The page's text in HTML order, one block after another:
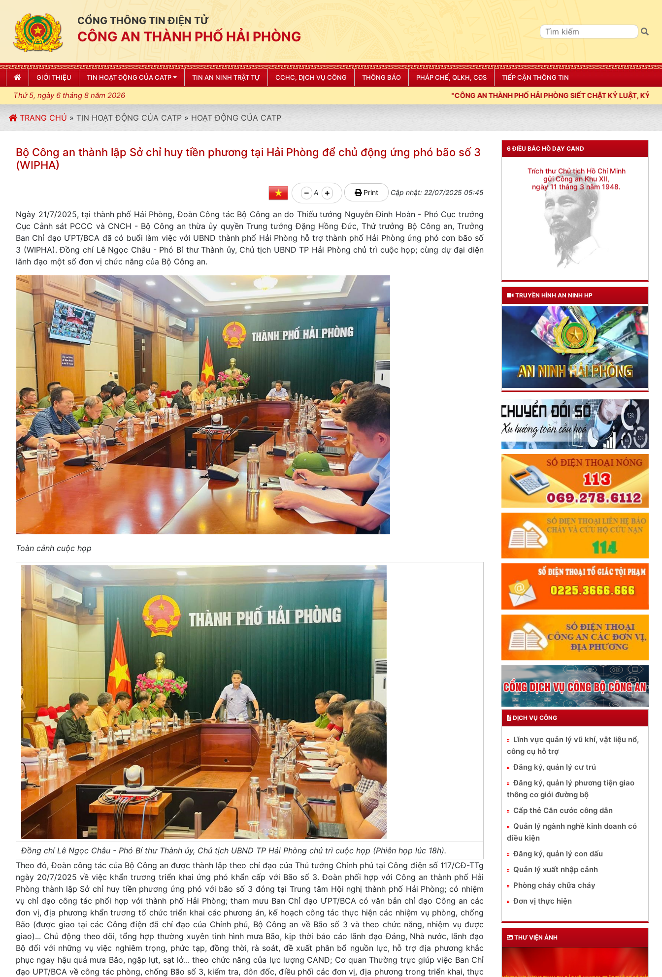
CỔNG THÔNG TIN ĐIỆN TỬ
CÔNG AN THÀNH PHỐ HẢI PHÒNG
GIỚI THIỆU TIN HOẠT ĐỘNG CỦA CATP TIN AN NINH TRẬT TỰ CCHC, DỊCH VỤ CÔNG THÔNG BÁO PHÁP CHẾ, QLKH, CĐS TIẾP CẬN THÔNG TIN
Thứ 5, ngày 6 tháng 8 năm 2026 "CÔNG AN THÀNH PHỐ HẢI PHÒNG SIẾT CHẶT KỶ LUẬT, KỶ CƯƠNG, ĐIỀU LỆNH; XÂY DỰNG NẾP
TRANG CHỦ » TIN HOẠT ĐỘNG CỦA CATP » HOẠT ĐỘNG CỦA CATP
Bộ Công an thành lập Sở chỉ huy tiền phương tại Hải Phòng để chủ động ứng phó bão số 3
(WIPHA)
A Print Cập nhật: 22/07/2025 05:45
Ngày 21/7/2025, tại thành phố Hải Phòng, Đoàn Công tác Bộ Công an do Thiếu tướng Nguyễn Đình Hoàn - Phó Cục trưởng
Cục Cảnh sát PCCC và CNCH - Bộ Công an thừa ủy quyền Trung tướng Đặng Hồng Đức, Thứ trưởng Bộ Công an, Trưởng
Ban Chỉ đạo ƯPT/BCA đã có buổi làm việc với UBND thành phố Hải Phòng hỗ trợ thành phố Hải Phòng ứng phó cơn bão số
3 (WIPHA). Đồng chí Lê Ngọc Châu - Phó Bí thư Thành ủy, Chủ tịch UBND TP Hải Phòng chủ trì cuộc họp; cùng dự đại diện
lãnh đạo một số đơn vị chức năng của Bộ Công an.
Toàn cảnh cuộc họp
Đồng chí Lê Ngọc Châu - Phó Bí thư Thành ủy, Chủ tịch UBND TP Hải Phòng chủ trì cuộc họp (Phiên họp lúc 18h).
Theo đó, Đoàn công tác của Bộ Công an được thành lập theo chỉ đạo của Thủ tướng Chính phủ tại Công điện số 117/CĐ-TTg
ngày 20/7/2025 về việc khẩn trương triển khai ứng phó khẩn cấp với Bão số 3. Đoàn phối hợp với Công an thành phố Hải
Phòng thành lập Sở chỉ huy tiền phương ứng phó với bão số 3 đóng tại Trung tâm Hội nghị thành phố Hải Phòng; có nhiệm
vụ chỉ đạo công tác phối hợp với thành phố Hải Phòng; tham mưu Ban Chỉ đạo ƯPT/BCA có văn bản chỉ đạo Công an các
đơn vị, địa phương khẩn trương tổ chức triển khai các phương án, kế hoạch công tác thực hiện các nhiệm vụ phòng, chống
Bão (được giao tại các Công điện đã chỉ đạo của Chính phủ, Bộ Công an về Bão số 3 và theo chức năng, nhiệm vụ được
giao)... Chủ động theo dõi, tổng hợp thường xuyên tình hình mưa Bão, kịp thời báo cáo lãnh đạo Đảng, Nhà nước, lãnh đạo
Bộ đối với những vụ việc nghiêm trọng, phức tạp, đồng thời, rà soát, đề xuất phân bổ nguồn lực, hỗ trợ địa phương khắc
phục ngay hậu quả mưa Bão, ngập lụt, sạt lở... theo chức năng của lực lượng CAND; Cơ quan Thường trực giúp việc Ban Chỉ
đạo UPT/BCA về công tác phòng, chống Bão số 3, kiểm tra, đôn đốc, điều phối các đơn vị, địa phương trong triển khai, thực
6 ĐIỀU BÁC HỒ DẠY CAND
TƯ CÁCH
NGƯỜI CÔNG AN CÁCH MỆNH LÀ:
Đối với tự mình, phải
CẦN, KIỆM, LIÊM, CHÍNH
Đối với đồng sự, phải
THÂN ÁI GIÚP ĐỠ
Đối với chính phủ, phải
TUYỆT ĐỐI TRUNG THÀNH
Đối với nhân dân, phải
KÍNH TRỌNG LỄ PHÉP
Đối với công việc, phải
TẬN TỤY
Đối với địch, phải
CƯƠNG QUYẾT, KHÔN KHÉO
Trích thư Chủ tịch Hồ Chí Minh
gửi Công an Khu XII,
ngày 11 tháng 3 năm 1948.
TRUYỀN HÌNH AN NINH HP
DỊCH VỤ CÔNG
Lĩnh vực quản lý vũ khí, vật liệu nổ,
công cụ hỗ trợ
Đăng ký, quản lý cư trú
Đăng ký, quản lý phương tiện giao
thông cơ giới đường bộ
Cấp thẻ Căn cước công dân
Quản lý ngành nghề kinh doanh có
điều kiện
Đăng ký, quản lý con dấu
Quản lý xuất nhập cảnh
Phòng cháy chữa cháy
Đơn vị thực hiện
THƯ VIỆN ẢNH